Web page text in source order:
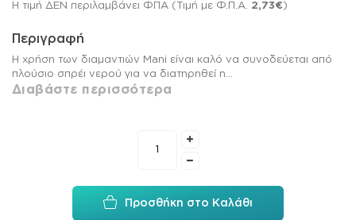
Η τιμή ΔΕΝ περιλαμβάνει ΦΠΑ (Τιμή με Φ.Π.Α. 2,73€)
Περιγραφή
Η χρήση των διαμαντιών Mani είναι καλό να συνοδεύεται από
πλούσιο σπρέι νερού για να διατηρηθεί η...
Διαβάστε περισσότερα
Προσθήκη στο Καλάθι